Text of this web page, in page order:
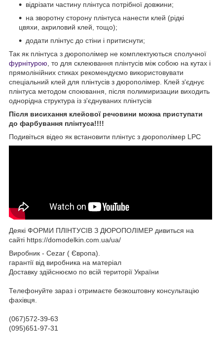
відрізати частину плінтуса потрібної довжини;
на зворотну сторону плінтуса нанести клей (рідкі
цвяхи, акриловий клей, тощо);
додати плінтус до стіни і притиснути;
Так як плінтуса з дюрополімер не комплектуються сполучної
фурнітурою , то для склеювання плінтусів між собою на кутах і
прямолінійних стиках рекомендуємо використовувати
спеціальний клей для плінтусів з дюрополімер. Клей з'єднує
плінтуса методом споювання, після полимиризации виходить
однорідна структура із з'єднуваних плінтусів
Після висихання клейової речовини можна приступати
до фарбування плінтуса!!!!
Подивіться відео як встановити плінтус з дюрополімер LPC
Деякі ФОРМИ ПЛІНТУСІВ З ДЮРОПОЛІМЕР дивиться на
сайті https://domodelkin.com.ua/ua/
Виробник - Cezar ( Європа).
гарантії від виробника на матеріал
Доставку здійснюємо по всій території України
Телефонуйте зараз і отримаєте безкоштовну консультацію
фахівця.
(067)572-39-63
(095)651-97-31